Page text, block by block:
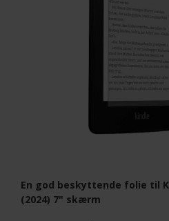
En god beskyttende folie til
(2024) 7" skærm